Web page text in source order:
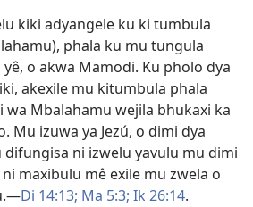
kiki adyangele ku ki tumbula
phala ku mu tungula
o akwa Mamodi. Ku pholo dya
akexile mu kitumbula phala
Mbalahamu wejila bhukaxi ka
Mu izuwa ya Jezú, o dimi dya
difungisa ni izwelu yavulu mu dimi
ni maxibulu mê exile mu zwela o
Di 14:13; Ma 5:3; Ik 26:14.